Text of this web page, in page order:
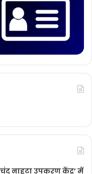
नाहटा उपकरण केंद्र’ में